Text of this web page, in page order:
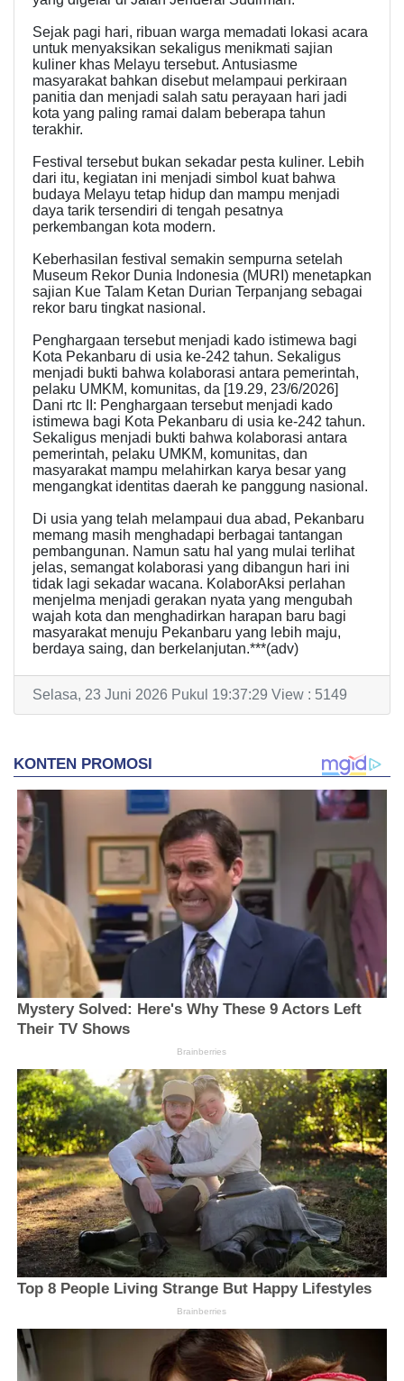
Sejak pagi hari, ribuan warga memadati lokasi acara
untuk menyaksikan sekaligus menikmati sajian
kuliner khas Melayu tersebut. Antusiasme
masyarakat bahkan disebut melampaui perkiraan
panitia dan menjadi salah satu perayaan hari jadi
kota yang paling ramai dalam beberapa tahun
terakhir.
Festival tersebut bukan sekadar pesta kuliner. Lebih
dari itu, kegiatan ini menjadi simbol kuat bahwa
budaya Melayu tetap hidup dan mampu menjadi
daya tarik tersendiri di tengah pesatnya
perkembangan kota modern.
Keberhasilan festival semakin sempurna setelah
Museum Rekor Dunia Indonesia (MURI) menetapkan
sajian Kue Talam Ketan Durian Terpanjang sebagai
rekor baru tingkat nasional.
Penghargaan tersebut menjadi kado istimewa bagi
Kota Pekanbaru di usia ke-242 tahun. Sekaligus
menjadi bukti bahwa kolaborasi antara pemerintah,
pelaku UMKM, komunitas, da [19.29, 23/6/2026]
Dani rtc II: Penghargaan tersebut menjadi kado
istimewa bagi Kota Pekanbaru di usia ke-242 tahun.
Sekaligus menjadi bukti bahwa kolaborasi antara
pemerintah, pelaku UMKM, komunitas, dan
masyarakat mampu melahirkan karya besar yang
mengangkat identitas daerah ke panggung nasional.
Di usia yang telah melampaui dua abad, Pekanbaru
memang masih menghadapi berbagai tantangan
pembangunan. Namun satu hal yang mulai terlihat
jelas, semangat kolaborasi yang dibangun hari ini
tidak lagi sekadar wacana. KolaborAksi perlahan
menjelma menjadi gerakan nyata yang mengubah
wajah kota dan menghadirkan harapan baru bagi
masyarakat menuju Pekanbaru yang lebih maju,
berdaya saing, dan berkelanjutan.***(adv)
Selasa, 23 Juni 2026 Pukul 19:37:29 View : 5149